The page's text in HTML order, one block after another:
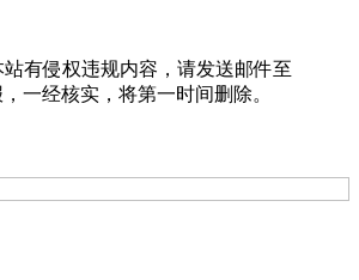
有侵权违规内容，请发送邮件至
一经核实，将第一时间删除。